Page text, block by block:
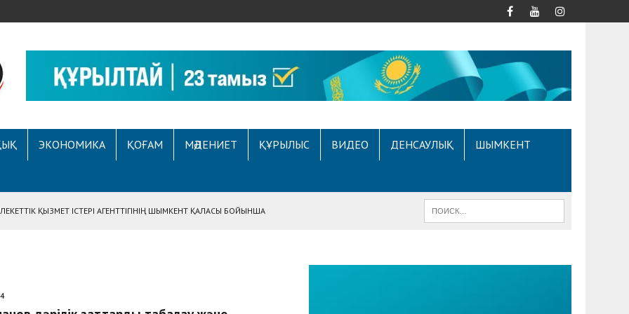
ЭКОНОМИКА ҚОҒАМ МӘДЕНИЕТ ҚҰРЫЛЫС ВИДЕО ДЕНСАУЛЫҚ ШЫМКЕНТ
ҚЫЗМЕТ ІСТЕРІ АГЕНТТІГІНІҢ ШЫМКЕНТ ҚАЛАСЫ БОЙЫНША
СҰХБАТ БЕРІЛДІ